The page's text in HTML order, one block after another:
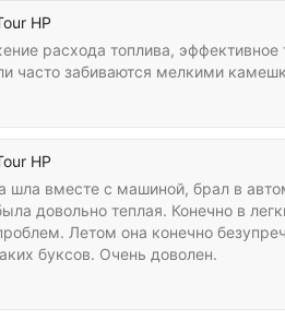
HP
расхода топлива,
часто забиваются мелкими
HP
шла вместе с машиной, брал в
довольно теплая. Конечно в
Летом она конечно
буксов. Очень доволен.